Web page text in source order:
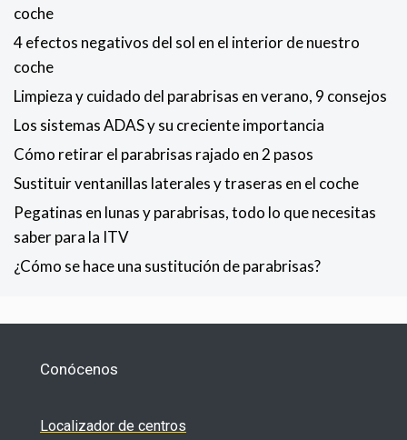
coche
4 efectos negativos del sol en el interior de nuestro
coche
Limpieza y cuidado del parabrisas en verano, 9 consejos
Los sistemas ADAS y su creciente importancia
Cómo retirar el parabrisas rajado en 2 pasos
Sustituir ventanillas laterales y traseras en el coche
Pegatinas en lunas y parabrisas, todo lo que necesitas
saber para la ITV
¿Cómo se hace una sustitución de parabrisas?
Conócenos
Localizador de centros